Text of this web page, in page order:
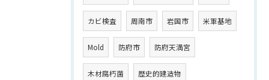
カビ検査 周南市 岩国市 米軍基地
Mold 防府市 防府天満宮
木材腐朽菌 歴史的建造物